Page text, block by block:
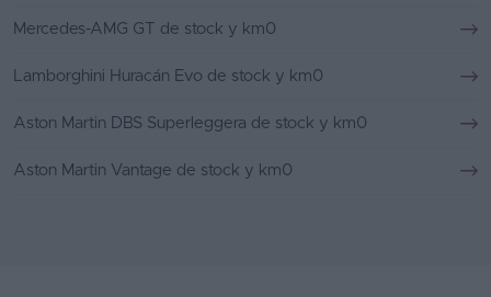
Mercedes-AMG GT de stock y km0
Lamborghini Huracán Evo de stock y km0
Aston Martin DBS Superleggera de stock y km0
Aston Martin Vantage de stock y km0